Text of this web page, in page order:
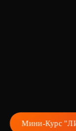
Мини-Курс